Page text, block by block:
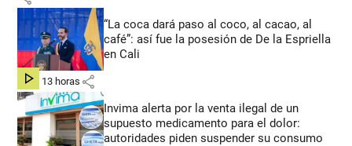
“La coca dará paso al coco, al cacao, al
café”: así fue la posesión de De la Espriella
en Cali
hace 13 horas share
Invima alerta por la venta ilegal de un
supuesto medicamento para el dolor:
autoridades piden suspender su consumo